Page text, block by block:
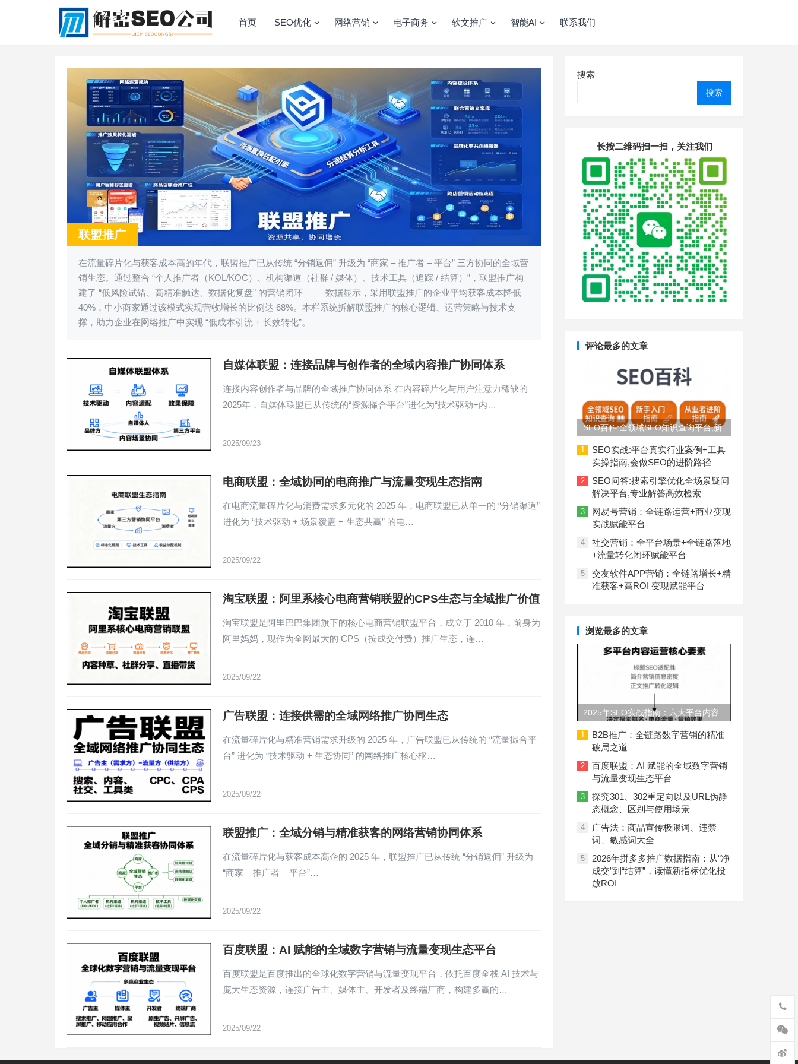
首页 SEO优化 网络营销 电子商务 软文推广 智能AI 联系我们
联盟推广
在流量碎片化与获客成本高的年代，联盟推广已从传统 “分销返佣” 升级为 “商家 – 推广者 – 平台” 三方协同的全域营
销生态。通过整合 “个人推广者（KOL/KOC）、机构渠道（社群 / 媒体）、技术工具（追踪 / 结算）”，联盟推广构
建了 “低风险试错、高精准触达、数据化复盘” 的营销闭环 —— 数据显示，采用联盟推广的企业平均获客成本降低
40%，中小商家通过该模式实现营收增长的比例达 68%。本栏系统拆解联盟推广的核心逻辑、运营策略与技术支
撑，助力企业在网络推广中实现 “低成本引流 + 长效转化”。
自媒体联盟：连接品牌与创作者的全域内容推广协同体系
连接内容创作者与品牌的全域推广协同体系 在内容碎片化与用户注意力稀缺的
2025年，自媒体联盟已从传统的“资源撮合平台”进化为“技术驱动+内…
2025/09/23
电商联盟：全域协同的电商推广与流量变现生态指南
在电商流量碎片化与消费需求多元化的 2025 年，电商联盟已从单一的 “分销渠道”
进化为 “技术驱动 + 场景覆盖 + 生态共赢” 的电…
2025/09/22
淘宝联盟：阿里系核心电商营销联盟的CPS生态与全域推广价值
淘宝联盟是阿里巴巴集团旗下的核心电商营销联盟平台，成立于 2010 年，前身为
阿里妈妈，现作为全网最大的 CPS（按成交付费）推广生态，连…
2025/09/22
广告联盟：连接供需的全域网络推广协同生态
在流量碎片化与精准营销需求升级的 2025 年，广告联盟已从传统的 “流量撮合平
台” 进化为 “技术驱动 + 生态协同” 的网络推广核心枢…
2025/09/22
联盟推广：全域分销与精准获客的网络营销协同体系
在流量碎片化与获客成本高企的 2025 年，联盟推广已从传统 “分销返佣” 升级为
“商家 – 推广者 – 平台”…
2025/09/22
百度联盟：AI 赋能的全域数字营销与流量变现生态平台
百度联盟是百度推出的全球化数字营销与流量变现平台，依托百度全栈 AI 技术与
庞大生态资源，连接广告主、媒体主、开发者及终端厂商，构建多赢的…
2025/09/22
搜索
搜索
长按二维码扫一扫，关注我们
评论最多的文章
SEO百科:全领域SEO知识查询平台,新
手入门到从业者进阶指南
1
SEO实战:平台真实行业案例+工具
实操指南,会做SEO的进阶路径
2
SEO问答:搜索引擎优化全场景疑问
解决平台,专业解答高效检索
3
网易号营销：全链路运营+商业变现
实战赋能平台
4
社交营销：全平台场景+全链路落地
+流量转化闭环赋能平台
5
交友软件APP营销：全链路增长+精
准获客+高ROI 变现赋能平台
浏览最多的文章
2025年SEO实战指南：六大平台内容
长度与结构规范
1
B2B推广：全链路数字营销的精准
破局之道
2
百度联盟：AI 赋能的全域数字营销
与流量变现生态平台
3
探究301、302重定向以及URL伪静
态概念、区别与使用场景
4
广告法：商品宣传极限词、违禁
词、敏感词大全
5
2026年拼多多推广数据指南：从“净
成交”到“结算”，读懂新指标优化投
放ROI